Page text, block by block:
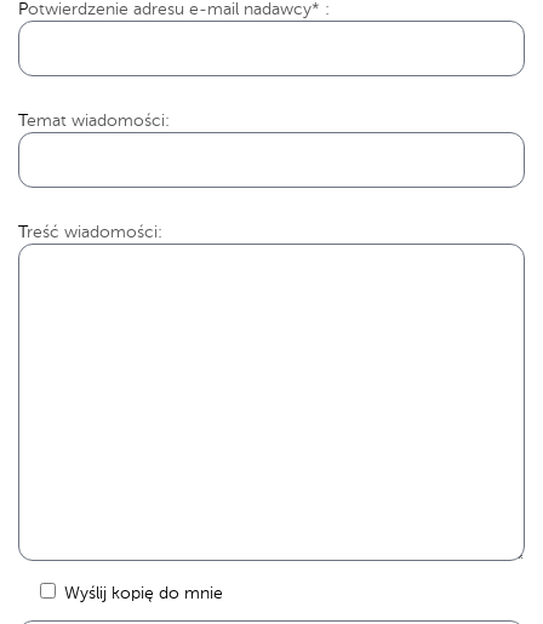
Potwierdzenie adresu e-mail nadawcy* :
Temat wiadomości:
Treść wiadomości:
Wyślij kopię do mnie